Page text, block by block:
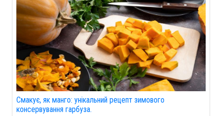
Смакує, як манго: унікальний рецепт зимового
консервування гарбуза.